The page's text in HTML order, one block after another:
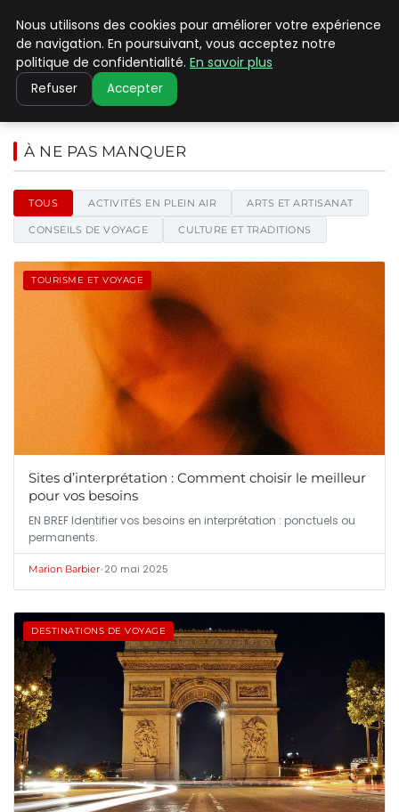
PILAT PATRIMOINES
Pilat Patrimoines - Blog
À NE PAS MANQUER
TOUS ACTIVITÉS EN PLEIN AIR ARTS ET ARTISANAT
CONSEILS DE VOYAGE CULTURE ET TRADITIONS
TOURISME ET VOYAGE
Sites d’interprétation : Comment choisir le meilleur
pour vos besoins
EN BREF Identifier vos besoins en interprétation : ponctuels ou
permanents.
Marion Barbier•20 mai 2025
DESTINATIONS DE VOYAGE
Nous utilisons des cookies pour améliorer votre expérience
de navigation. En poursuivant, vous acceptez notre
politique de confidentialité. En savoir plus
Refuser Accepter